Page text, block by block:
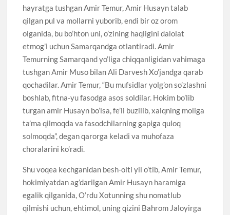
hayratga tushgan Amir Temur, Amir Husayn talab
qilgan pul va mollarni yuborib, endi bir oz orom
olganida, bu bo’hton uni, o’zining haqligini dalolat
etmog’i uchun Samarqandga otlantiradi. Amir
Temurning Samarqand yo’liga chiqqanligidan vahimaga
tushgan Amir Muso bilan Ali Darvesh Xo’jandga qarab
qochadilar. Amir Temur, “Bu mufsidlar yolg’on so’zlashni
boshlab, fitna-yu fasodga asos soldilar. Hokim bo’lib
turgan amir Husayn bo’lsa, fe’li buzilib, xalqning moliga
ta’ma qilmoqda va fasodchilarning gapiga quloq
solmoqda”, degan qarorga keladi va muhofaza
choralarini ko’radi.
Shu voqea kechganidan besh-olti yil o’tib, Amir Temur,
hokimiyatdan ag’darilgan Amir Husayn haramiga
egalik qilganida, O’rdu Xotunning shu nomatlub
qilmishi uchun, ehtimol, uning qizini Bahrom Jaloyirga